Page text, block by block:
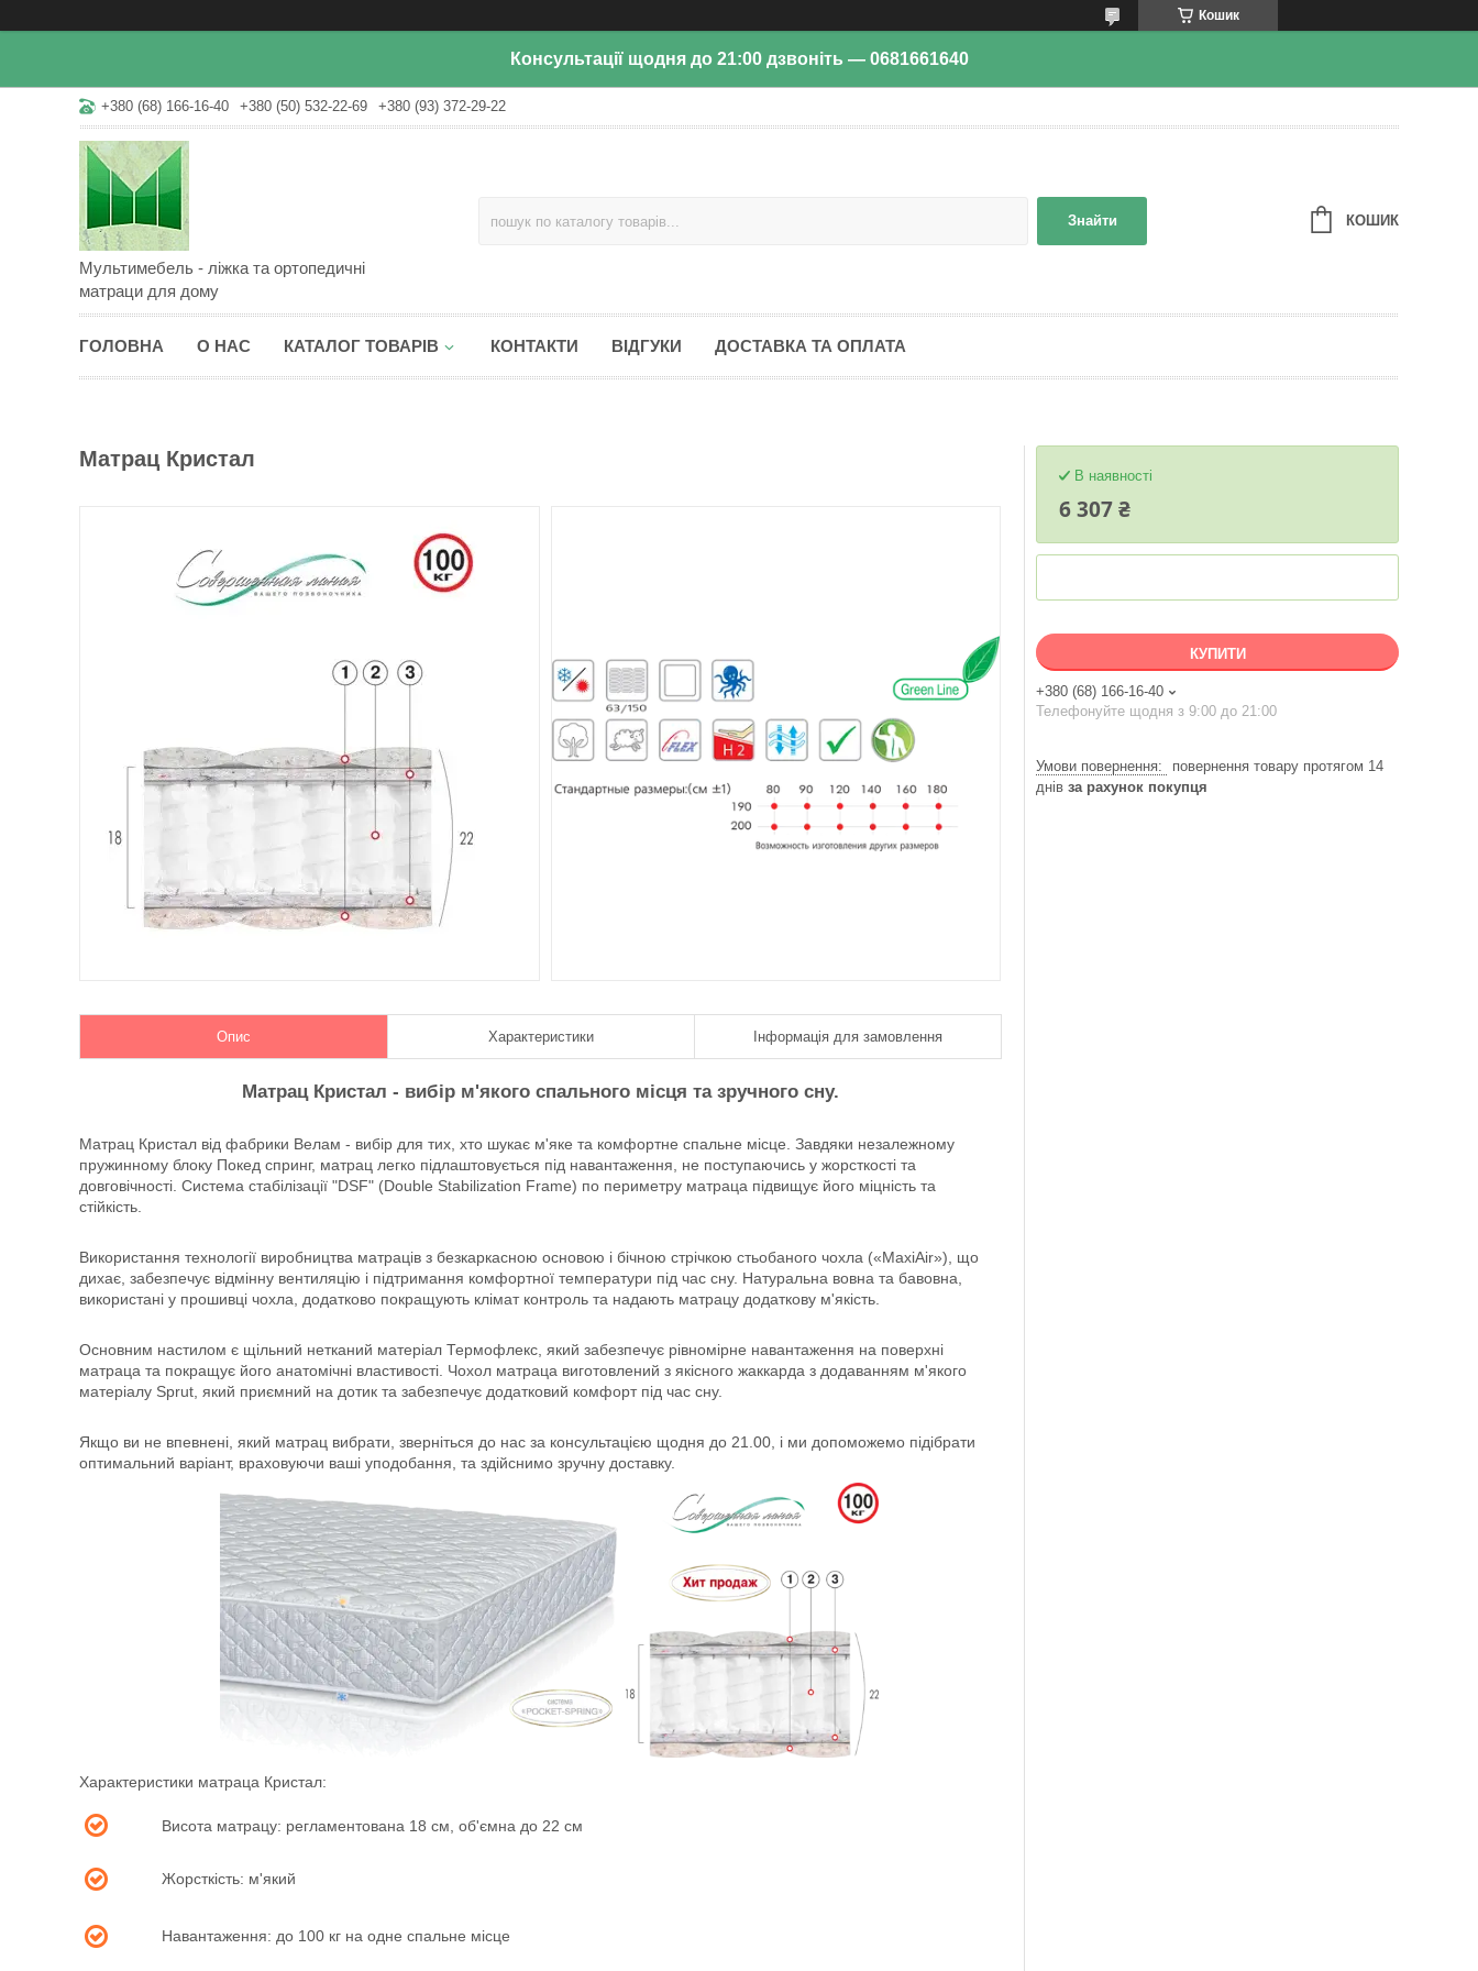
Кошик
Консультації щодня до 21:00 дзвоніть — 0681661640
+380 (68) 166-16-40 +380 (50) 532-22-69 +380 (93) 372-29-22
Мультимебель - ліжка та ортопедичні
матраци для дому
Знайти КОШИК
ГОЛОВНА О НАС КАТАЛОГ ТОВАРІВ КОНТАКТИ ВІДГУКИ ДОСТАВКА ТА ОПЛАТА
Матрац Кристал
Опис Характеристики Інформація для замовлення
Матрац Кристал - вибір м'якого спального місця та зручного сну.
Матрац Кристал від фабрики Велам - вибір для тих, хто шукає м'яке та комфортне спальне місце. Завдяки незалежному
пружинному блоку Покед спринг, матрац легко підлаштовується під навантаження, не поступаючись у жорсткості та
довговічності. Система стабілізації "DSF" (Double Stabilization Frame) по периметру матраца підвищує його міцність та
стійкість.
Використання технології виробництва матраців з безкаркасною основою і бічною стрічкою стьобаного чохла («MaxiAir»), що
дихає, забезпечує відмінну вентиляцію і підтримання комфортної температури під час сну. Натуральна вовна та бавовна,
використані у прошивці чохла, додатково покращують клімат контроль та надають матрацу додаткову м'якість.
Основним настилом є щільний нетканий матеріал Термофлекс, який забезпечує рівномірне навантаження на поверхні
матраца та покращує його анатомічні властивості. Чохол матраца виготовлений з якісного жаккарда з додаванням м'якого
матеріалу Sprut, який приємний на дотик та забезпечує додатковий комфорт під час сну.
Якщо ви не впевнені, який матрац вибрати, зверніться до нас за консультацією щодня до 21.00, і ми допоможемо підібрати
оптимальний варіант, враховуючи ваші уподобання, та здійснимо зручну доставку.
Характеристики матраца Кристал:
Висота матрацу: регламентована 18 см, об'ємна до 22 см
Жорсткість: м'який
Навантаження: до 100 кг на одне спальне місце
В наявності
6 307 ₴
КУПИТИ
+380 (68) 166-16-40
Телефонуйте щодня з 9:00 до 21:00
повернення товару протягом 14
днів за рахунок покупця